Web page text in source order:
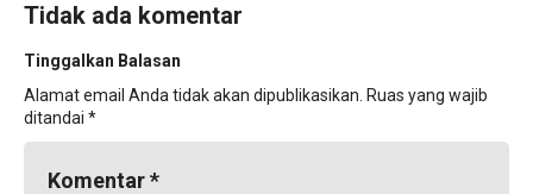
Tidak ada komentar
Tinggalkan Balasan
Alamat email Anda tidak akan dipublikasikan. Ruas yang wajib
ditandai *
Komentar*